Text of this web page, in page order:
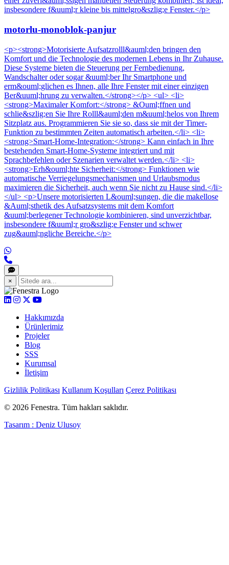
insbesondere f&uuml;r kleine bis mittelgro&szlig;e Fenster.</p>
motorlu-monoblok-panjur
<p><strong>Motorisierte Aufsatzrolll&auml;den bringen den
Komfort und die Technologie des modernen Lebens in Ihr Zuhause.
Diese Systeme bieten die Steuerung per Fernbedienung,
Wandschalter oder sogar &uuml;ber Ihr Smartphone und
erm&ouml;glichen es Ihnen, alle Ihre Fenster mit einer einzigen
Ber&uuml;hrung zu verwalten.</strong></p> <ul> <li>
<strong>Maximaler Komfort:</strong> &Ouml;ffnen und
schlie&szlig;en Sie Ihre Rolll&auml;den m&uuml;helos von Ihrem
Sitzplatz aus. Programmieren Sie sie so, dass sie mit der Timer-
Funktion zu bestimmten Zeiten automatisch arbeiten.</li> <li>
<strong>Smart-Home-Integration:</strong> Kann einfach in Ihre
bestehenden Smart-Home-Systeme integriert und mit
Sprachbefehlen oder Szenarien verwaltet werden.</li> <li>
<strong>Erh&ouml;hte Sicherheit:</strong> Funktionen wie
automatische Verriegelungsmechanismen und Urlaubsmodus
maximieren die Sicherheit, auch wenn Sie nicht zu Hause sind.</li>
</ul> <p>Unsere motorisierten L&ouml;sungen, die die makellose
&Auml;sthetik des Aufsatzsystems mit dem Komfort
&uuml;berlegener Technologie kombinieren, sind unverzichtbar,
insbesondere f&uuml;r gro&szlig;e Fenster und schwer
zug&auml;ngliche Bereiche.</p>
×
Hakkımızda
Ürünlerimiz
Projeler
Blog
SSS
Kurumsal
İletişim
Gizlilik Politikası Kullanım Koşulları Çerez Politikası
© 2026 Fenestra. Tüm hakları saklıdır.
Tasarım : Deniz Ulusoy